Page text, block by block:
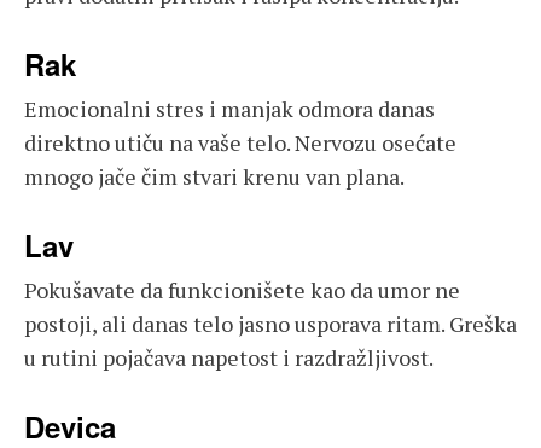
Rak
Emocionalni stres i manjak odmora danas
direktno utiču na vaše telo. Nervozu osećate
mnogo jače čim stvari krenu van plana.
Lav
Pokušavate da funkcionišete kao da umor ne
postoji, ali danas telo jasno usporava ritam. Greška
u rutini pojačava napetost i razdražljivost.
Devica